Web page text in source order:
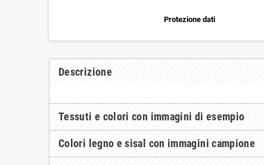
Protezione dati
Descrizione
Tessuti e colori con immagini di esempio
Colori legno e sisal con immagini campione